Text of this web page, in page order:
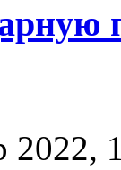
2022,